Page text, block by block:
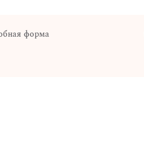
форма